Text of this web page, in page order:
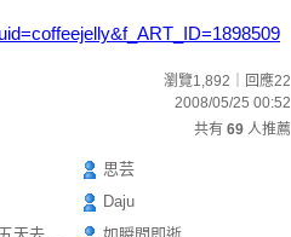
瀏覽1,892｜回應22
2008/05/25 00:52
共有 69 人推薦
思芸
Daju